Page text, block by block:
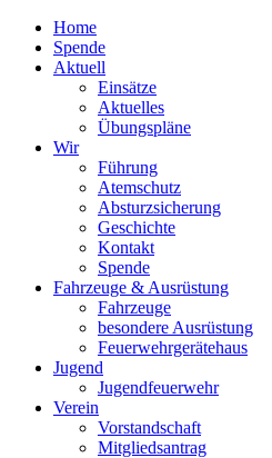
Home
Spende
Aktuell
Einsätze
Aktuelles
Übungspläne
Wir
Führung
Atemschutz
Absturzsicherung
Geschichte
Kontakt
Spende
Fahrzeuge & Ausrüstung
Fahrzeuge
besondere Ausrüstung
Feuerwehrgerätehaus
Jugend
Jugendfeuerwehr
Verein
Vorstandschaft
Mitgliedsantrag